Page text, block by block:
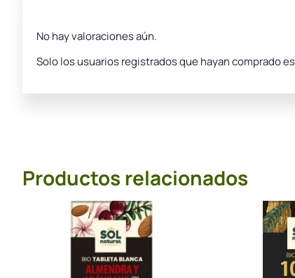
No hay valoraciones aún.
Solo los usuarios registrados que hayan comprado
Productos relacionados